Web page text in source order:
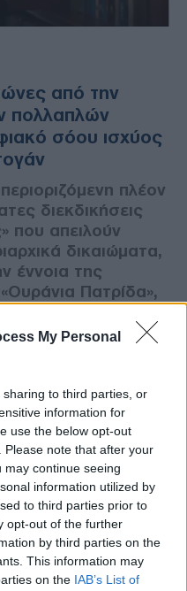
My Personal
to third parties, or
information for
use the below opt-out
note that after your
continue seeing
information utilized by
to third parties prior to
opt-out of the further
by third parties on the
This information may
on the IAB’s List of
από την
πολλαπλών
σόου ισχύος
πλέον
διεκδικήσεις
που απειλούν
δικαιώματα,
έννοια της
Πατρίδα»,